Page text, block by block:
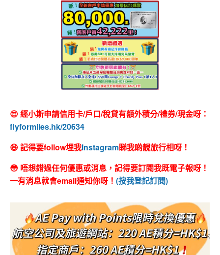
😍 經小斯申請信用卡/戶口/稅貸有額外積分/禮券/現金呀：
flyformiles.hk/20634
😆 記得要follow埋我Instagram睇我啲靚旅行相呀！
😳 唔想錯過任何優惠或消息，記得要訂閱我既電子報呀！
一有消息就會email通知你呀！ (按我登記訂閱)